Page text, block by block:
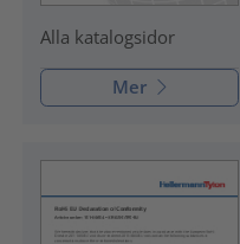
Alla katalogsidor
Mer